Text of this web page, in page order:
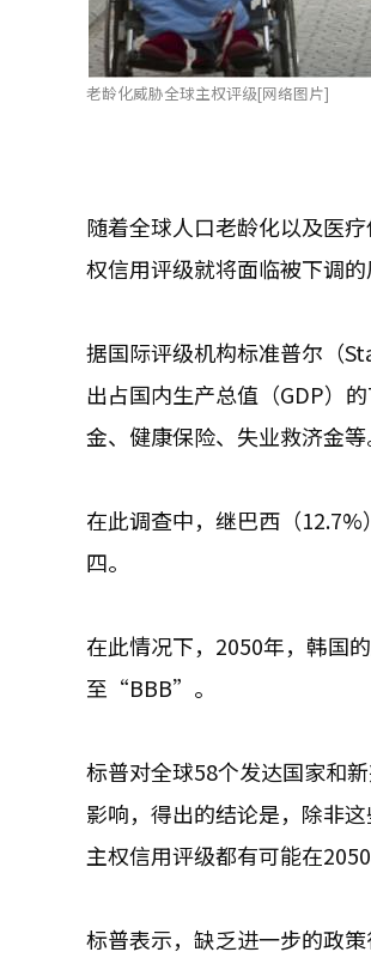
老龄化威胁全球主权评级[网络图片]
随着全球人口老龄化以及医
权信用评级就将面临被下调的
据国际评级机构标准普尔（
出占国内生产总值（GDP）
金、健康保险、失业救济金等
在此调查中，继巴西（
四。
在此情况下，2050年，韩国
至“BBB”。
标普对全球58个发达国家和
影响，得出的结论是，除非
主权信用评级都有可能在
标普表示，缺乏进一步的政